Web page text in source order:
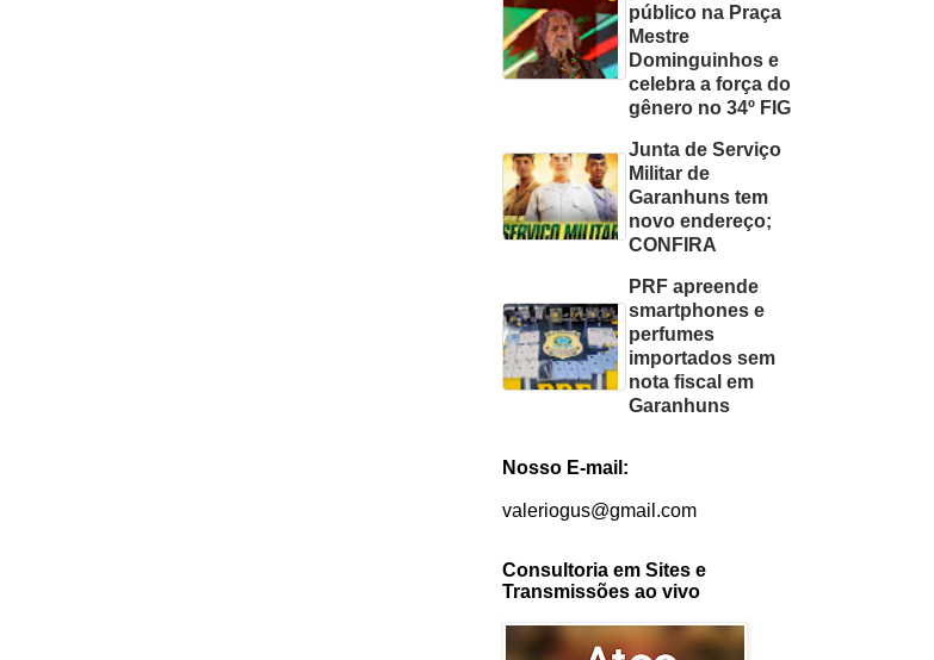
público na Praça
Mestre
Dominguinhos e
celebra a força do
gênero no 34º FIG
Junta de Serviço
Militar de
Garanhuns tem
novo endereço;
CONFIRA
PRF apreende
smartphones e
perfumes
importados sem
nota fiscal em
Garanhuns
Nosso E-mail:
valeriogus@gmail.com
Consultoria em Sites e
Transmissões ao vivo